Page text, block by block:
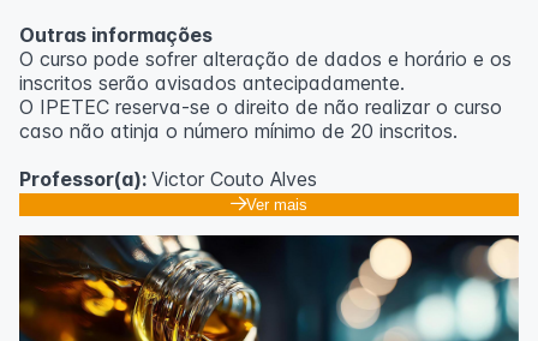
Outras informações
O curso pode sofrer alteração de dados e horário e os
inscritos serão avisados ​​antecipadamente.
O IPETEC reserva-se o direito de não realizar o curso
caso não atinja o número mínimo de 20 inscritos.
Professor(a): Victor Couto Alves
Ver mais